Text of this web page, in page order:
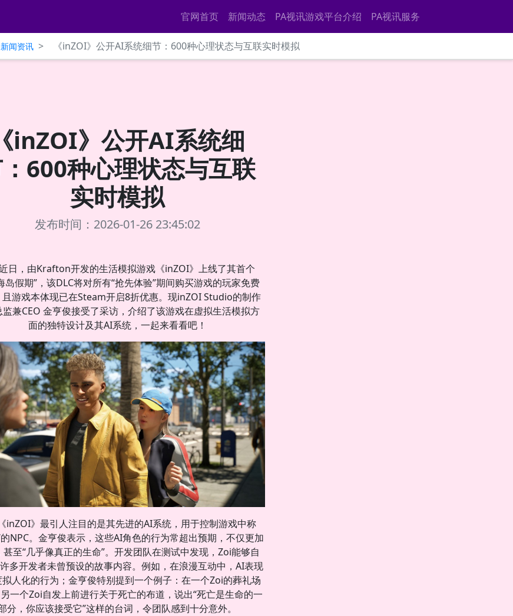
官网首页 新闻动态 PA视讯游戏平台介绍 PA视讯服务
闻资讯 > 《inZOI》公开AI系统细节：600种心理状态与互联实时模拟
《inZOI》公开AI系统细
600种心理状态与互联
实时模拟
发布时间：2026-01-26 23:45:02
日，由Krafton开发的生活模拟游戏《inZOI》上线了其首个
岛假期”，该DLC将对所有“抢先体验”期间购买游戏的玩家免费
且游戏本体现已在Steam开启8折优惠。现inZOI Studio的制作
监兼CEO 金亨俊接受了采访，介绍了该游戏在虚拟生活模拟方
面的独特设计及其AI系统，一起来看看吧！
《inZOI》最引人注目的是其先进的AI系统，用于控制游戏中称
的NPC。金亨俊表示，这些AI角色的行为常超出预期，不仅更加
甚至“几乎像真正的生命”。开发团队在测试中发现，Zoi能够自
多开发者未曾预设的故事内容。例如，在浪漫互动中，AI表现
拟人化的行为；金亨俊特别提到一个例子：在一个Zoi的葬礼场
一个Zoi自发上前进行关于死亡的布道，说出“死亡是生命的一
分，你应该接受它”这样的台词，令团队感到十分意外。